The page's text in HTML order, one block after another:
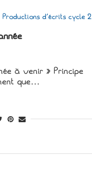
Productions d'écrits cycle 2
à venir » Principe
que…